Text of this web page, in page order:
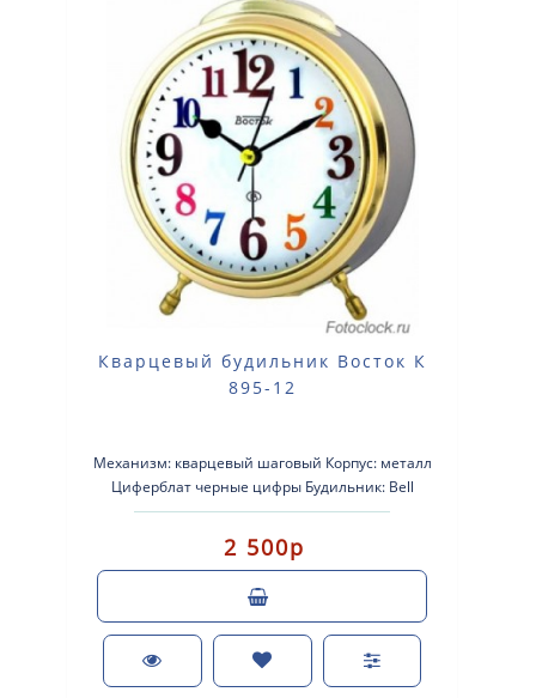
Кварцевый будильник Восток К
895-12
Механизм: кварцевый шаговый Корпус: металл
Циферблат черные цифры Будильник: Bell
Подсветка: обычная Раз..
2 500р